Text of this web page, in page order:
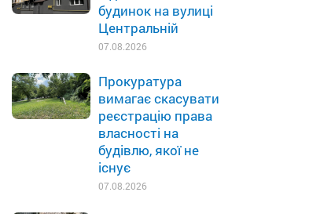
будинок на вулиці
Центральній
07.08.2026
Прокуратура
вимагає скасувати
реєстрацію права
власності на
будівлю, якої не
існує
07.08.2026